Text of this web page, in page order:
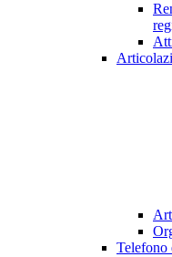
Telefono